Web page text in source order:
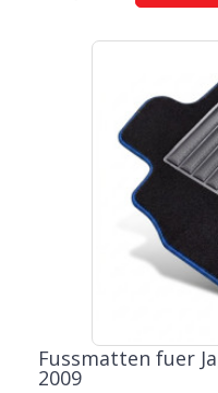
Fussmatten fuer
2009